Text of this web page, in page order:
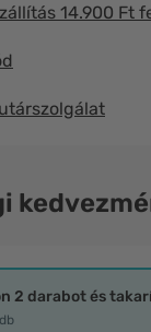
14.900 Ft
2 darabot és